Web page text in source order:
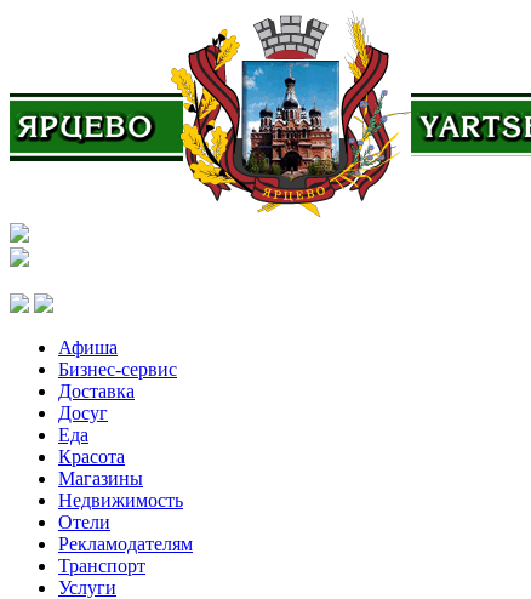
Афиша
Бизнес-сервис
Доставка
Досуг
Еда
Красота
Магазины
Недвижимость
Отели
Рекламодателям
Транспорт
Услуги